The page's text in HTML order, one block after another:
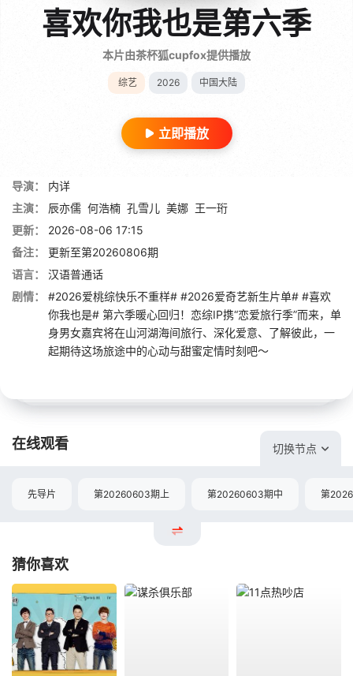
喜欢你我也是第六季
本片由茶杯狐cupfox提供播放
综艺 2026 中国大陆
立即播放
导演：
内详
主演：
辰亦儒 何浩楠 孔雪儿 美娜 王一珩
更新：
2026-08-06 17:15
备注：
更新至第20260806期
语言：
汉语普通话
剧情：
#2026爱桃综快乐不重样# #2026爱奇艺新生片单# #喜欢
你我也是# 第六季暖心回归！恋综IP携“恋爱旅行季”而来，单
身男女嘉宾将在山河湖海间旅行、深化爱意、了解彼此，一
起期待这场旅途中的心动与甜蜜定情时刻吧～
在线观看 切换节点
先导片 第20260603期上 第20260603期中 第
猜你喜欢